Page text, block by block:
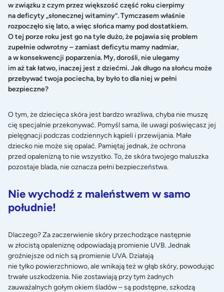
w związku z czym przez większość część roku cierpimy
na deficyty „słonecznej witaminy”. Tymczasem właśnie
rozpoczęło się lato, a więc słońca mamy pod dostatkiem.
O tej porze roku jest go na tyle dużo, że pojawia się problem
zupełnie odwrotny – zamiast deficytu mamy nadmiar,
a w konsekwencji poparzenia. My, dorośli, nie ulegamy
im aż tak łatwo, inaczej jest z dziećmi. Jak długo na słońcu może
przebywać twoja pociecha, by było to dla niej w pełni
bezpieczne?
O tym, że dziecięca skóra jest bardzo wrażliwa, chyba nie muszę
cię specjalnie przekonywać. Pomyśl sama, ile uwagi poświęcasz jej
pielęgnacji podczas codziennych kąpieli i przewijania. Małe
dziecko nie może się opalać. Pamiętaj jednak, że ochrona
przed opalenizną to nie wszystko. To, że skóra twojego maluszka
pozostaje blada, nie oznacza pełni bezpieczeństwa.
Nie wychodź z maleństwem w samo
południe!
Dlaczego? Za zaczerwienie skóry przechodzące następnie
w złocistą opaleniznę odpowiadają promienie UVB. Jednak
groźniejsze od nich są promienie UVA. Działają
nie tylko powierzchniowo, ale wnikają też w głąb skóry, powodując
trwałe uszkodzenia. Nie zostawiają przy tym żadnych
zauważalnych gołym okiem śladów – są podstępne, szkodzą